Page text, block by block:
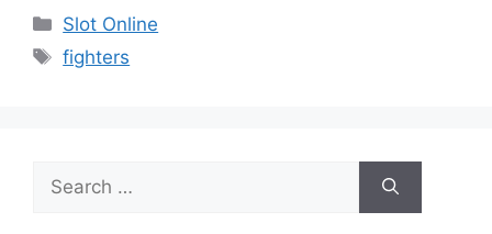
Categories
Slot Online
Tags
fighters
for: